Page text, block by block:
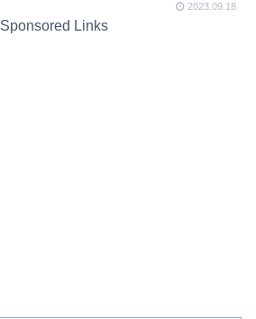
2023.09.18
Sponsored Links